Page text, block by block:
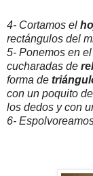
4- Cortamos el
rectángulos del
5- Ponemos en
cucharadas de
forma de
con un poquito de
los dedos y con
6-